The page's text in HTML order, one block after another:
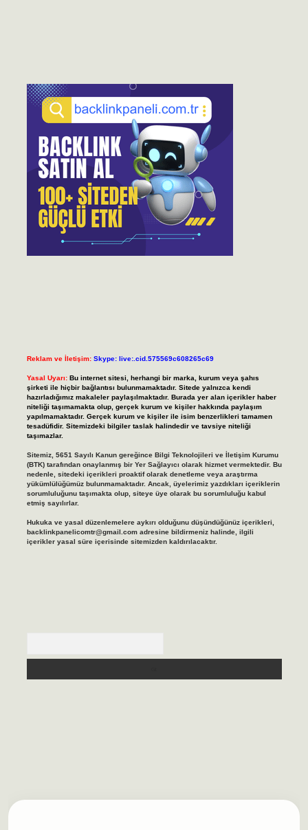
Reklam ve İletişim: Skype: live:.cid.575569c608265c69
Yasal Uyarı: Bu internet sitesi, herhangi bir marka, kurum veya şahıs
şirketi ile hiçbir bağlantısı bulunmamaktadır. Sitede yalnızca kendi
hazırladığımız makaleler paylaşılmaktadır. Burada yer alan içerikler haber
niteliği taşımamakta olup, gerçek kurum ve kişiler hakkında paylaşım
yapılmamaktadır. Gerçek kurum ve kişiler ile isim benzerlikleri tamamen
tesadüfidir. Sitemizdeki bilgiler taslak halindedir ve tavsiye niteliği
taşımazlar.
Sitemiz, 5651 Sayılı Kanun gereğince Bilgi Teknolojileri ve İletişim Kurumu
(BTK) tarafından onaylanmış bir Yer Sağlayıcı olarak hizmet vermektedir. Bu
nedenle, sitedeki içerikleri proaktif olarak denetleme veya araştırma
yükümlülüğümüz bulunmamaktadır. Ancak, üyelerimiz yazdıkları içeriklerin
sorumluluğunu taşımakta olup, siteye üye olarak bu sorumluluğu kabul
etmiş sayılırlar.
Hukuka ve yasal düzenlemelere aykırı olduğunu düşündüğünüz içerikleri,
backlinkpanelicomtr@gmail.comadresine bildirmeniz halinde, ilgili
içerikler yasal süre içerisinde sitemizden kaldırılacaktır.